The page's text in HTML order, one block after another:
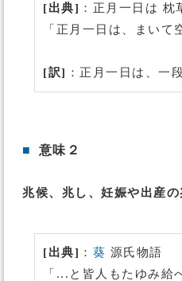
[出典] ：正月一日は 枕
「正月一日は、まいて
[訳] ：正月一日は、一
■ 意味２
兆候、兆し、妊娠や出産の
[出典] ： 葵 源氏物語
「...と皆人もたゆみ給